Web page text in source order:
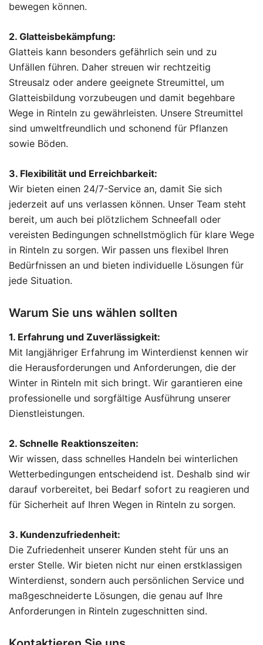
bewegen können.
2. Glatteisbekämpfung:
Glatteis kann besonders gefährlich sein und zu
Unfällen führen. Daher streuen wir rechtzeitig
Streusalz oder andere geeignete Streumittel, um
Glatteisbildung vorzubeugen und damit begehbare
Wege in Rinteln zu gewährleisten. Unsere Streumittel
sind umweltfreundlich und schonend für Pflanzen
sowie Böden.
3. Flexibilität und Erreichbarkeit:
Wir bieten einen 24/7-Service an, damit Sie sich
jederzeit auf uns verlassen können. Unser Team steht
bereit, um auch bei plötzlichem Schneefall oder
vereisten Bedingungen schnellstmöglich für klare Wege
in Rinteln zu sorgen. Wir passen uns flexibel Ihren
Bedürfnissen an und bieten individuelle Lösungen für
jede Situation.
Warum Sie uns wählen sollten
1. Erfahrung und Zuverlässigkeit:
Mit langjähriger Erfahrung im Winterdienst kennen wir
die Herausforderungen und Anforderungen, die der
Winter in Rinteln mit sich bringt. Wir garantieren eine
professionelle und sorgfältige Ausführung unserer
Dienstleistungen.
2. Schnelle Reaktionszeiten:
Wir wissen, dass schnelles Handeln bei winterlichen
Wetterbedingungen entscheidend ist. Deshalb sind wir
darauf vorbereitet, bei Bedarf sofort zu reagieren und
für Sicherheit auf Ihren Wegen in Rinteln zu sorgen.
3. Kundenzufriedenheit:
Die Zufriedenheit unserer Kunden steht für uns an
erster Stelle. Wir bieten nicht nur einen erstklassigen
Winterdienst, sondern auch persönlichen Service und
maßgeschneiderte Lösungen, die genau auf Ihre
Anforderungen in Rinteln zugeschnitten sind.